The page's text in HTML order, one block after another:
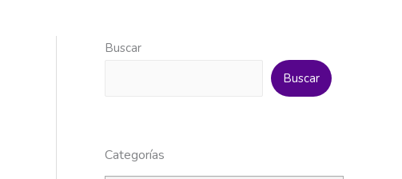
Buscar
Buscar
Categorías